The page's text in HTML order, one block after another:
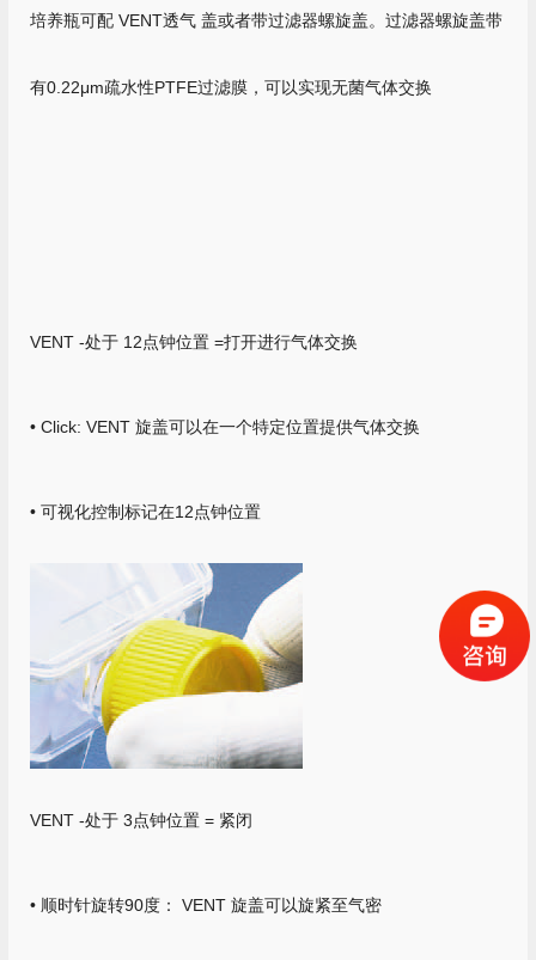
培养瓶可配 VENT透气 盖或者带过滤器螺旋盖。过滤器螺旋盖带
有0.22μm疏水性PTFE过滤膜，可以实现无菌气体交换
VENT -处于 12点钟位置 =打开进行气体交换
• Click: VENT 旋盖可以在一个特定位置提供气体交换
• 可视化控制标记在12点钟位置
VENT -处于 3点钟位置 = 紧闭
• 顺时针旋转90度： VENT 旋盖可以旋紧至气密